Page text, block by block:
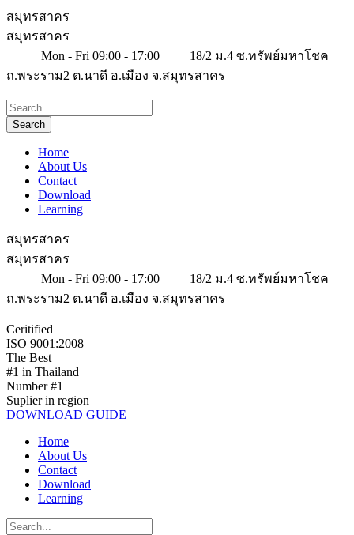
สมุทรสาคร
สมุทรสาคร
Mon - Fri 09:00 - 17:00
18/2 ม.4 ซ.ทรัพย์มหาโชค
ถ.พระราม2 ต.นาดี อ.เมือง จ.สมุทรสาคร
Home
About Us
Contact
Download
Learning
สมุทรสาคร
สมุทรสาคร
Mon - Fri 09:00 - 17:00
18/2 ม.4 ซ.ทรัพย์มหาโชค
ถ.พระราม2 ต.นาดี อ.เมือง จ.สมุทรสาคร
Ceritified
ISO 9001:2008
The Best
#1 in Thailand
Number #1
Suplier in region
DOWNLOAD GUIDE
Home
About Us
Contact
Download
Learning